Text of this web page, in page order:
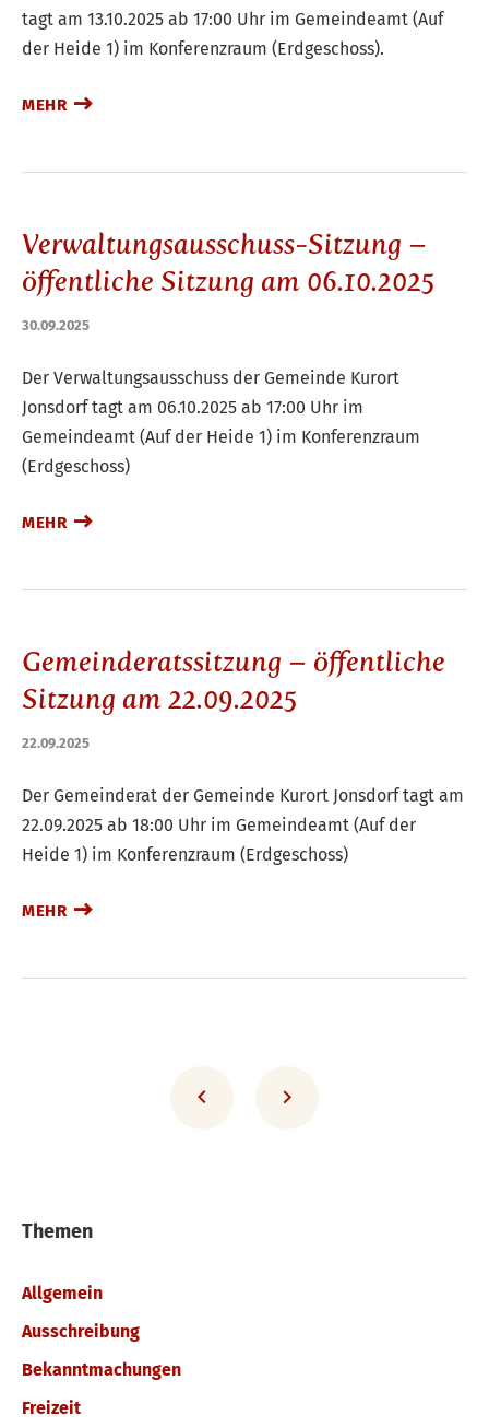
tagt am 13.10.2025 ab 17:00 Uhr im Gemeindeamt (Auf
der Heide 1) im Konferenzraum (Erdgeschoss).
MEHR
Verwaltungsausschuss-Sitzung –
öffentliche Sitzung am 06.10.2025
30.09.2025
Der Verwaltungsausschuss der Gemeinde Kurort
Jonsdorf tagt am 06.10.2025 ab 17:00 Uhr im
Gemeindeamt (Auf der Heide 1) im Konferenzraum
(Erdgeschoss)
MEHR
Gemeinderatssitzung – öffentliche
Sitzung am 22.09.2025
22.09.2025
Der Gemeinderat der Gemeinde Kurort Jonsdorf tagt am
22.09.2025 ab 18:00 Uhr im Gemeindeamt (Auf der
Heide 1) im Konferenzraum (Erdgeschoss)
MEHR
Themen
Allgemein
Ausschreibung
Bekanntmachungen
Freizeit